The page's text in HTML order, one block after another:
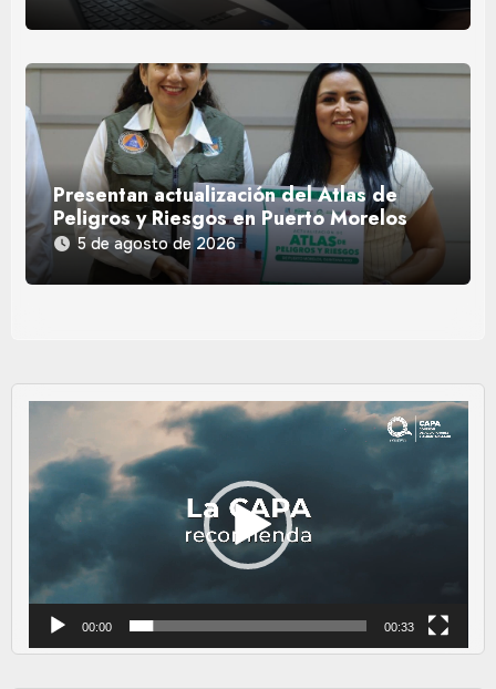
Presentan actualización del Atlas de
Peligros y Riesgos en Puerto Morelos
5 de agosto de 2026
Reproductor
vídeo
00:00 00:33